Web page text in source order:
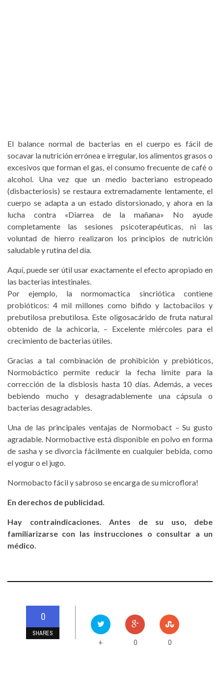
El balance normal de bacterias en el cuerpo es fácil de
socavar la nutrición errónea e irregular, los alimentos grasos o
excesivos que forman el gas, el consumo frecuente de café o
alcohol. Una vez que un medio bacteriano estropeado
(disbacteriosis) se restaura extremadamente lentamente, el
cuerpo se adapta a un estado distorsionado, y ahora en la
lucha contra «Diarrea de la mañana» No ayude
completamente las sesiones psicoterapéuticas, ni las
voluntad de hierro realizaron los principios de nutrición
saludable y rutina del día.
Aquí, puede ser útil usar exactamente el efecto apropiado en
las bacterias intestinales.
Por ejemplo, la normomactica sincriótica contiene
probióticos: 4 mil millones como bifido y lactobacilos y
prebutilosa prebutilosa. Este oligosacárido de fruta natural
obtenido de la achicoria, – Excelente miércoles para el
crecimiento de bacterias útiles.
Gracias a tal combinación de prohibición y prebióticos,
Normobáctico permite reducir la fecha límite para la
corrección de la disbiosis hasta 10 días. Además, a veces
bebiendo mucho y desagradablemente una cápsula o
bacterias desagradables.
Una de las principales ventajas de Normobact – Su gusto
agradable. Normobactive está disponible en polvo en forma
de sasha y se divorcia fácilmente en cualquier bebida, como
el yogur o el jugo.
Normobacto fácil y sabroso se encarga de su microflora!
En derechos de publicidad.
Hay contraindicaciones. Antes de su uso, debe
familiarizarse con las instrucciones o consultar a un
médico.
0
SHARES
+ 0 0